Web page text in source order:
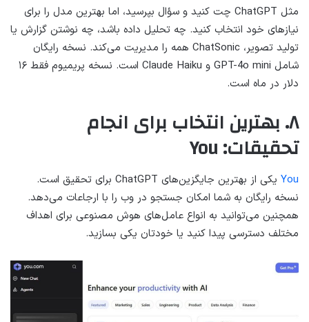
مثل ChatGPT چت کنید و سؤال بپرسید، اما بهترین مدل را برای
نیازهای خود انتخاب کنید. چه تحلیل داده باشد، چه نوشتن گزارش یا
تولید تصویر، ChatSonic همه را مدیریت می‌کند. نسخه رایگان
شامل GPT-4o mini و Claude Haiku است. نسخه پریمیوم فقط ۱۶
دلار در ماه است.
۸. بهترین انتخاب برای انجام
تحقیقات: You
You
یکی از بهترین جایگزین‌های ChatGPT برای تحقیق است.
نسخه رایگان به شما امکان جستجو در وب را با ارجاعات می‌دهد.
همچنین می‌توانید به انواع عامل‌های هوش مصنوعی برای اهداف
مختلف دسترسی پیدا کنید یا خودتان یکی بسازید.